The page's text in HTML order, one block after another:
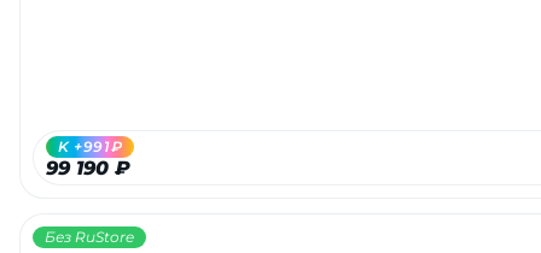
99 190 ₽
K +991₽
Без RuStore